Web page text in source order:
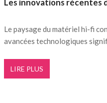
Toulouse
gestion flexible de votre trésorerie
Le paysage du matériel hi-fi
avancées technologiques
LIRE PLUS